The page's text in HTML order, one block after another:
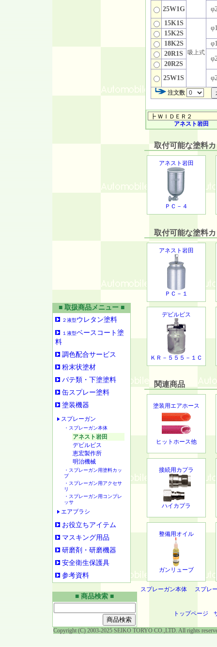
25W1G
15K1S
吸上式
15K2S
18K2S
20R1S
20R2S
25W1S
注文数
アネスト岩田
取付可能な塗料カ
アネスト岩田
ＰＣ－４
取付可能な塗料カ
アネスト岩田
ＰＣ－１
デビルビス
ＫＲ－５５５－１Ｃ
関連商品
塗装用エアホース
ヒットホース他
接続用カプラ
ハイカプラ
整備用オイル
ガンリューブ
スプレーガン本体 スプレ
トップページ
■ 取扱商品メニュー ■
２液型ウレタン塗料
１液型ベースコート塗
料
調色配合サービス
粉末状塗材
パテ類・下塗塗料
缶スプレー塗料
塗装機器
スプレーガン
・スプレーガン本体
アネスト岩田
デビルビス
恵宏製作所
明治機械
・スプレーガン用塗料カッ
プ
・スプレーガン用アクセサ
リ
・スプレーガン用コンプレ
ッサ
エアブラシ
お役立ちアイテム
マスキング用品
研磨剤・研磨機器
安全衛生保護具
参考資料
■ 商品検索 ■
Copyright (C) 2003-2025 SEIKO TORYO CO.,LTD. All rights